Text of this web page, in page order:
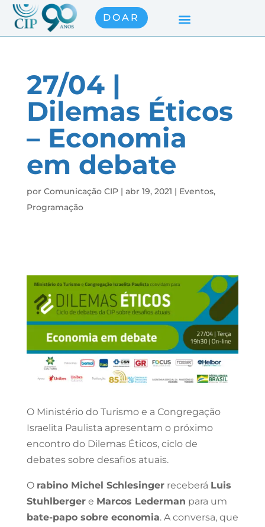
DOAR
27/04 |
Dilemas Éticos
– Economia
em debate
por Comunicação CIP| abr 19, 2021 | Eventos,
Programação
O Ministério do Turismo e a Congregação
Israelita Paulista apresentam o próximo
encontro do Dilemas Éticos, ciclo de
debates sobre desafios atuais.
O rabino Michel Schlesingerreceberá Luis
Stuhlbergere Marcos Lederman para um
bate-papo sobre economia. A conversa, que